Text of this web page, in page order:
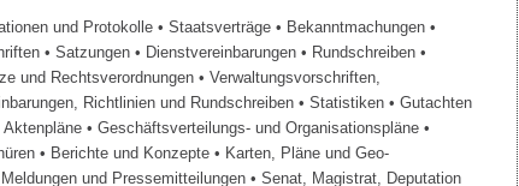
und Protokolle • Staatsverträge • Bekanntmachungen •
• Satzungen • Dienstvereinbarungen • Rundschreiben •
und Rechtsverordnungen • Verwaltungsvorschriften,
Richtlinien und Rundschreiben • Statistiken • Gutachten
Aktenpläne • Geschäftsverteilungs- und Organisationspläne •
• Berichte und Konzepte • Karten, Pläne und Geo-
und Pressemitteilungen • Senat, Magistrat, Deputation